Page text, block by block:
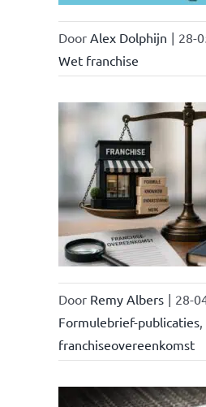
Door Alex Dolphijn | 28-
Wet franchise
Door Remy Albers | 28-
Formulebrief-publicaties,
franchiseovereenkomst